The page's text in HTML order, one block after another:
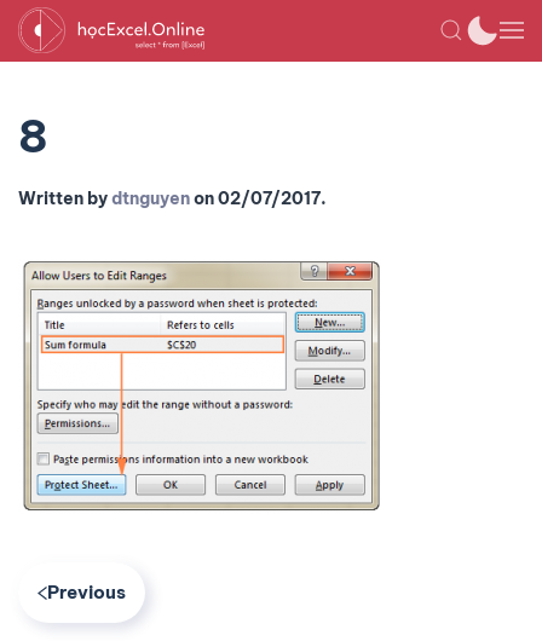
8
Written bydtnguyenon02/07/2017.
Previous